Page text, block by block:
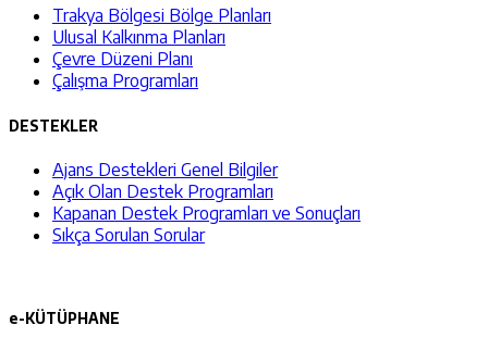
Trakya Bölgesi Bölge Planları
Ulusal Kalkınma Planları
Çevre Düzeni Planı
Çalışma Programları
DESTEKLER
Ajans Destekleri Genel Bilgiler
Açık Olan Destek Programları
Kapanan Destek Programları ve Sonuçları
Sıkça Sorulan Sorular
e-KÜTÜPHANE